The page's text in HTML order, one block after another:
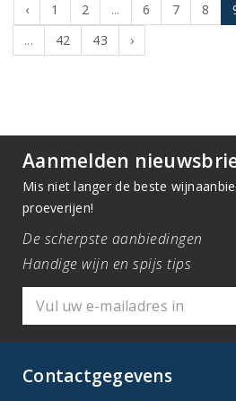
‹ 1 2 ... 6 7 8
...
42 43 ›
Aanmelden
Mis niet langer de beste
proeverijen!
De scherpste aanbiedingen
Handige wijn en spijs tips
Contactgegevens